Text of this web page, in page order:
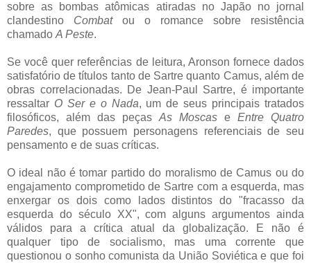
sobre as bombas atômicas atiradas no Japão no jornal
clandestino Combatou o romance sobre resistência
chamado A Peste.
Se você quer referências de leitura, Aronson fornece dados
satisfatório de títulos tanto de Sartre quanto Camus, além de
obras correlacionadas. De Jean-Paul Sartre, é importante
ressaltar O Ser e o Nada, um de seus principais tratados
filosóficos, além das peças As Moscas e Entre Quatro
Paredes, que possuem personagens referenciais de seu
pensamento e de suas críticas.
O ideal não é tomar partido do moralismo de Camus ou do
engajamento comprometido de Sartre com a esquerda, mas
enxergar os dois como lados distintos do "fracasso da
esquerda do século XX", com alguns argumentos ainda
válidos para a crítica atual da globalização. E não é
qualquer tipo de socialismo, mas uma corrente que
questionou o sonho comunista da União Soviética e que foi